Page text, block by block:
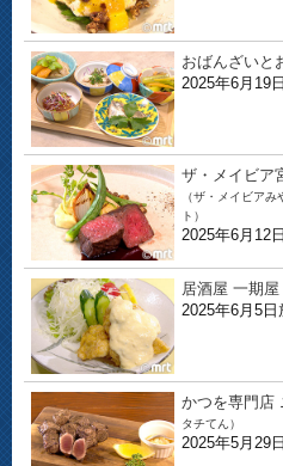
おばんざいと
2025年6月19
ザ・メイビア
（ザ・メイビア
ト）
2025年6月12
居酒屋 一期屋
2025年6月5日
かつを専門店
タチてん）
2025年5月29